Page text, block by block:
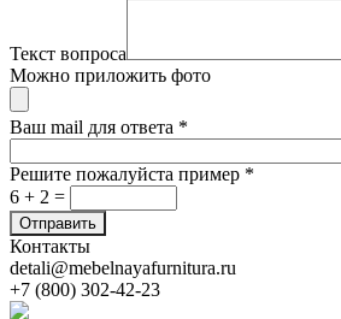
Текст вопроса
Можно приложить фото
Ваш mail для ответа *
Решите пожалуйста пример *
6 + 2 =
Контакты
detali@mebelnayafurnitura.ru
+7 (800) 302-42-23